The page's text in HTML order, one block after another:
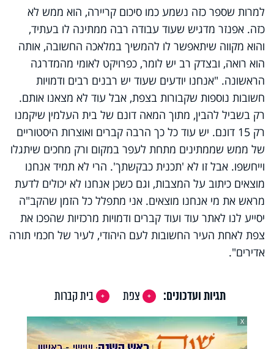
למרות שספר כזה נשמע כמו סיכום קריירה, הוא ממש לא
כזה. אפנזר מדגיש שעוד עבודה רבה ממתינה לו בעתיד,
והוא מקווה שיתאפשר לו להמשיך במלאכה החשובה, אותה
הוא רואה, ובצדק רב יש לומר, כפרויקט לאומי מהמדרגה
הראשונה. "אנחנו יודעים שעוד יש רבנים רבים ודמויות
חשובות נוספות שקבורות בצפת, אבל עוד לא מצאנו אותם.
רק בשביל להבין, מתוך המאה דונם של בית העלמין שיקמנו
רק 15 דונם. יש עוד כל כך הרבה קברים ואוצרות היסטוריים
של ממש שממתינים מתחת לעפר במקום ורק מחכים שיתגלו
וייחשפו. אבל זו לא 'תכנית כבקשתך'. הרי לא תמיד אנחנו
מוצאים כיתוב על המצבות, וגם כשכן אנחנו לא יכולים לדעת
מראש את מי אנחנו מוצאים. אני מתפלל כל הזמן שהקב"ה
יסייע לנו לאתר עוד ועוד קברים ודמויות מרכזיות שהפכו את
צפת לאחת העיר החשובות לעם היהודי, לעיר של חכמי תורה
אדירים".
תגיות ועדכונים: צפת בית קברות
X